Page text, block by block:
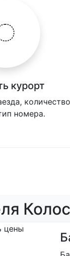
курорт
количество
номера.